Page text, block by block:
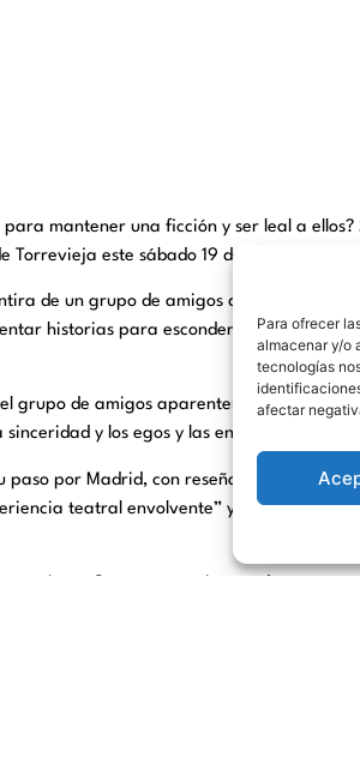
Para ofrecer
almacenar y/o
tecnologías
afectar
mantener una ficción y ser leal a
este sábado 19 de octubre a las
de un grupo de amigos que deciden
historias para esconder sus propias
grupo de amigos aparentemente
y los egos y las envidias
por Madrid, con reseñas muy buenas
teatral envolvente” y también «Es